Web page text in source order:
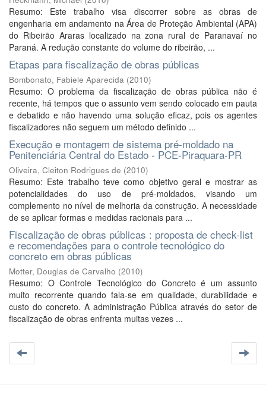
Resumo: Este trabalho visa discorrer sobre as obras de
engenharia em andamento na Área de Proteção Ambiental (APA)
do Ribeirão Araras localizado na zona rural de Paranavaí no
Paraná. A redução constante do volume do ribeirão, ...
Etapas para fiscalização de obras públicas
Bombonato, Fabiele Aparecida (2010)
Resumo: O problema da fiscalização de obras pública não é
recente, há tempos que o assunto vem sendo colocado em pauta
e debatido e não havendo uma solução eficaz, pois os agentes
fiscalizadores não seguem um método definido ...
Execução e montagem de sistema pré-moldado na
Penitenciária Central do Estado - PCE-Piraquara-PR
Oliveira, Cleiton Rodrigues de (2010)
Resumo: Este trabalho teve como objetivo geral e mostrar as
potencialidades do uso de pré-moldados, visando um
complemento no nível de melhoria da construção. A necessidade
de se aplicar formas e medidas racionais para ...
Fiscalização de obras públicas : proposta de check-list
e recomendações para o controle tecnológico do
concreto em obras públicas
Motter, Douglas de Carvalho (2010)
Resumo: O Controle Tecnológico do Concreto é um assunto
muito recorrente quando fala-se em qualidade, durabilidade e
custo do concreto. A administração Pública através do setor de
fiscalização de obras enfrenta muitas vezes ...